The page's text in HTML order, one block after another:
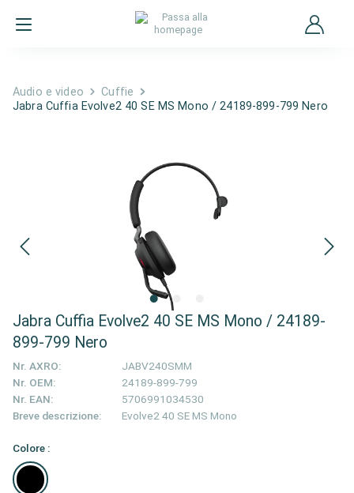
Audio e video
Cuffie
Jabra Cuffia Evolve2 40 SE MS Mono / 24189-899-799 Nero
Jabra Cuffia Evolve2 40 SE MS Mono / 24189-
899-799 Nero
Nr. AXRO:
JABV240SMM
Nr. OEM:
24189-899-799
Nr. EAN:
5706991034530
Breve descrizione:
Evolve2 40 SE MS Mono
Colore :